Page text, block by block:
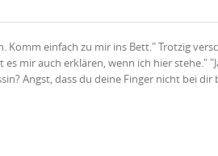
Komm einfach zu mir ins Bett." Trotzig
mir auch erklären, wenn ich hier stehe."
Angst, dass du deine Finger nicht bei dir